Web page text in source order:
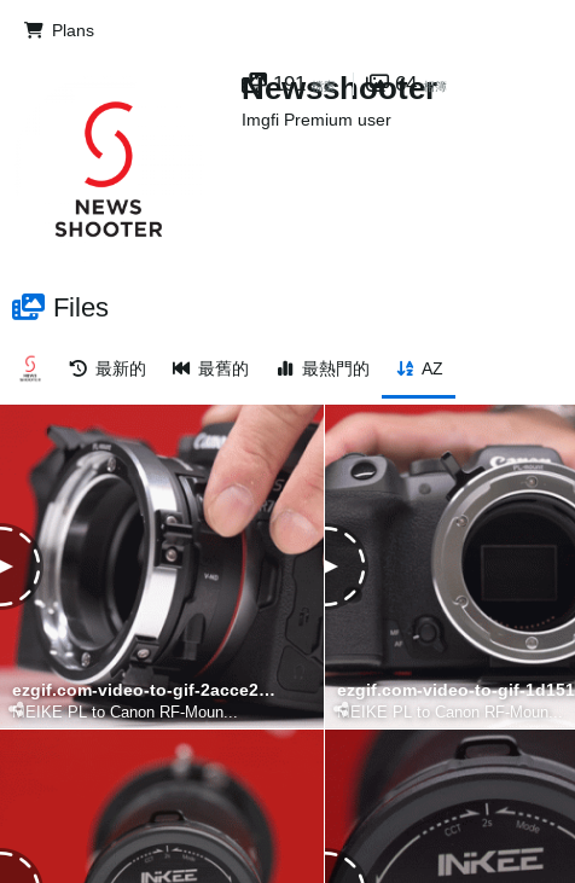
Plans
Newsshooter
Imgfi Premium user
191 檔案 64 相簿
Files
最新的 最舊的 最熱門的 AZ
ezgif.com-video-to-gif-2acce20dcc9bc093e.gif
MEIKE PL to Canon RF-Moun... MEIKE PL to Canon RF-Moun...